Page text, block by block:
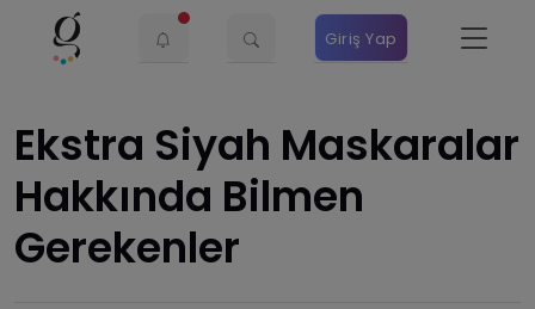
Giriş Yap
Ekstra Siyah Maskaralar
Hakkında Bilmen
Gerekenler